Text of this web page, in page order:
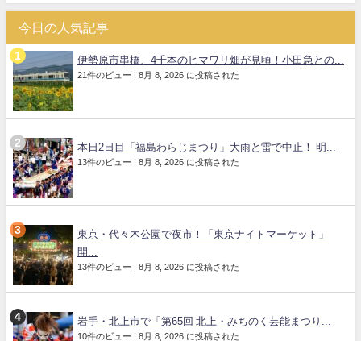
今日の人気記事
伊勢原市串橋、4千本のヒマワリ畑が見頃！小田急との...
21件のビュー | 8月 8, 2026 に投稿された
本日2日目「福島わらじまつり」大雨と雷で中止！ 明...
13件のビュー | 8月 8, 2026 に投稿された
東京・代々木公園で夜市！「東京ナイトマーケット」
開...
13件のビュー | 8月 8, 2026 に投稿された
岩手・北上市で「第65回 北上・みちのく芸能まつり...
10件のビュー | 8月 8, 2026 に投稿された